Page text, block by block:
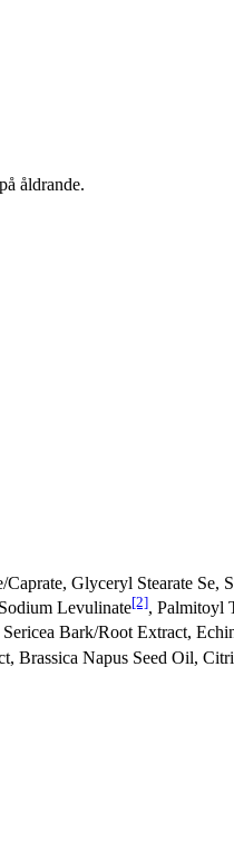
åldrande.
Caprate, Glyceryl Stearate Se,
Levulinate[2], Palmitoyl
Bark/Root Extract,
Brassica Napus Seed Oil,